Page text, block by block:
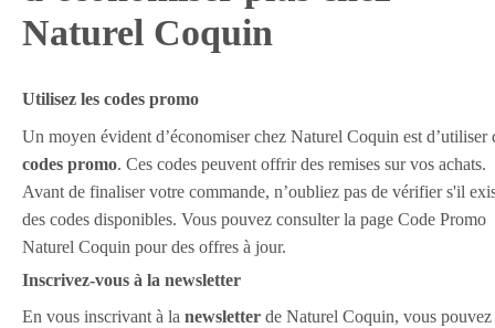
Naturel Coquin
Utilisez les codes promo
Un moyen évident d’économiser chez Naturel Coquin est d’utiliser
codes promo. Ces codes peuvent offrir des remises sur vos achats.
Avant de finaliser votre commande, n’oubliez pas de vérifier s'il
des codes disponibles. Vous pouvez consulter la page Code Promo
Naturel Coquin pour des offres à jour.
Inscrivez-vous à la newsletter
En vous inscrivant à la newsletter de Naturel Coquin, vous pouvez